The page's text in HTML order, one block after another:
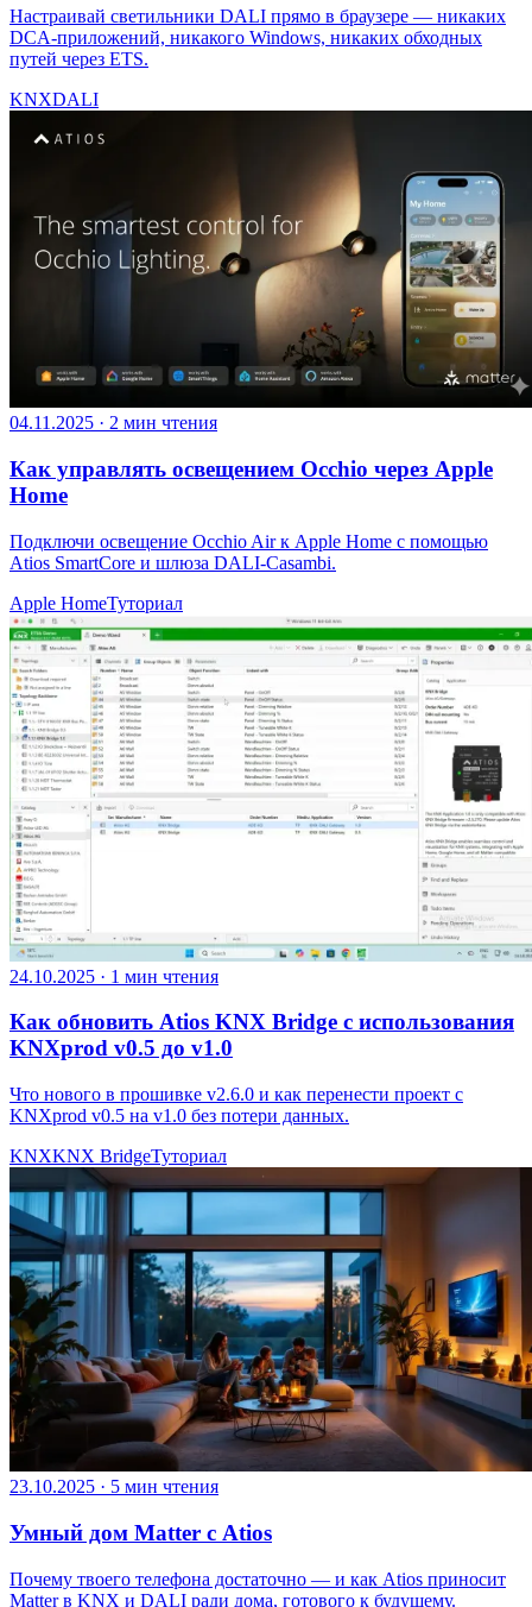
Настраивай светильники DALI прямо в браузере — никаких
DCA-приложений, никакого Windows, никаких обходных
путей через ETS.
KNXDALI
04.11.2025 · 2 мин чтения
Как управлять освещением Occhio через Apple
Home
Подключи освещение Occhio Air к Apple Home с помощью
Atios SmartCore и шлюза DALI-Casambi.
Apple HomeТуториал
24.10.2025 · 1 мин чтения
Как обновить Atios KNX Bridge с использования
KNXprod v0.5 до v1.0
Что нового в прошивке v2.6.0 и как перенести проект с
KNXprod v0.5 на v1.0 без потери данных.
KNXKNX BridgeТуториал
23.10.2025 · 5 мин чтения
Умный дом Matter с Atios
Почему твоего телефона достаточно — и как Atios приносит
Matter в KNX и DALI ради дома, готового к будущему.